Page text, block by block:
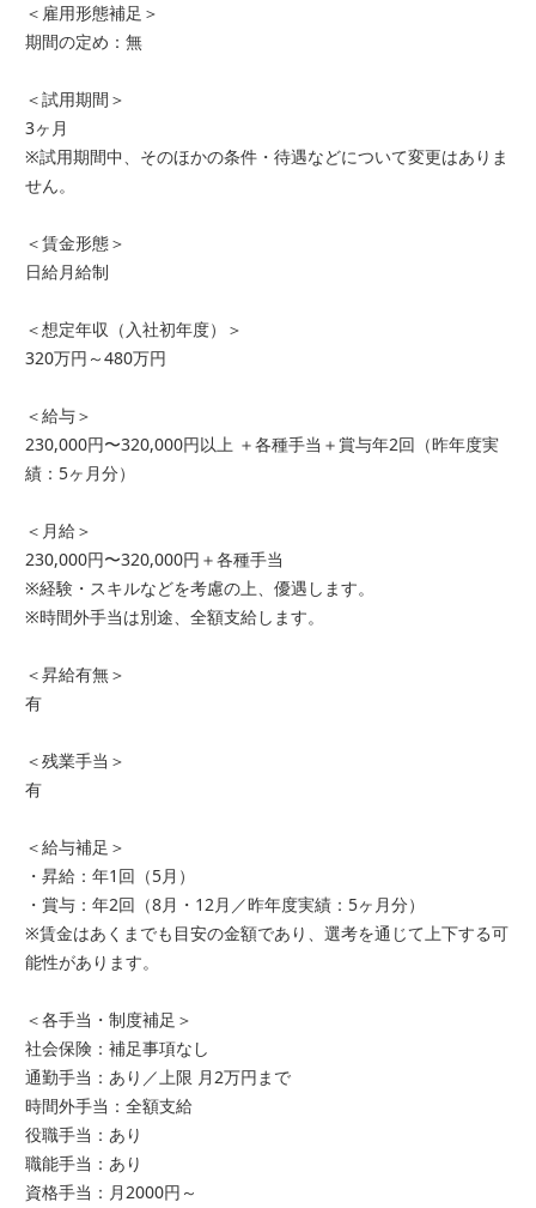
＜雇用形態補足＞
期間の定め：無
＜試用期間＞
3ヶ月
※試用期間中、そのほかの条件・待遇などについて変更はありま
せん。
＜賃金形態＞
日給月給制
＜想定年収（入社初年度）＞
320万円～480万円
＜給与＞
230,000円〜320,000円以上 ＋各種手当＋賞与年2回（昨年度実
績：5ヶ月分）
＜月給＞
230,000円〜320,000円＋各種手当
※経験・スキルなどを考慮の上、優遇します。
※時間外手当は別途、全額支給します。
＜昇給有無＞
有
＜残業手当＞
有
＜給与補足＞
・昇給：年1回（5月）
・賞与：年2回（8月・12月／昨年度実績：5ヶ月分）
※賃金はあくまでも目安の金額であり、選考を通じて上下する可
能性があります。
＜各手当・制度補足＞
社会保険：補足事項なし
通勤手当：あり／上限 月2万円まで
時間外手当：全額支給
役職手当：あり
職能手当：あり
資格手当：月2000円～